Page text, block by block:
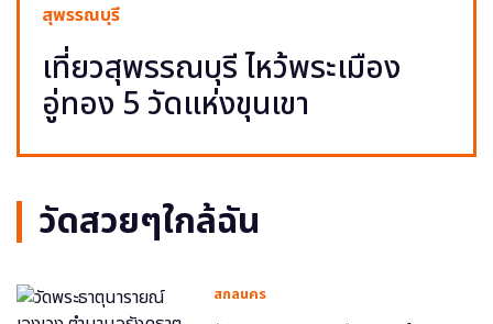
สุพรรณบุรี
เที่ยวสุพรรณบุรี ไหว้พระเมือง
อู่ทอง 5 วัดแห่งขุนเขา
วัดสวยๆใกล้ฉัน
สกลนคร